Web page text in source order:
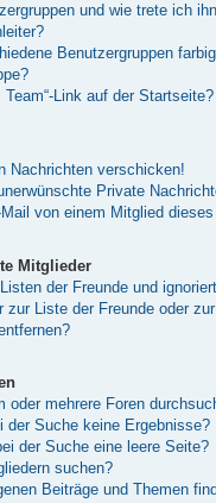
und wie trete ich
Benutzergruppen
Link auf der Startseite?
Nachrichten verschicken!
Private
von einem Mitglied
Mitglieder
der Freunde und
zur Liste der Freunde oder
oder mehrere Foren
der Suche keine Ergebnisse?
der Suche eine leere Seite?
suchen?
Beiträge und Themen